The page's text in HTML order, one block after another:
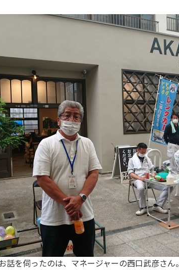
話を伺ったのは、マネージャーの西口武彦さん。